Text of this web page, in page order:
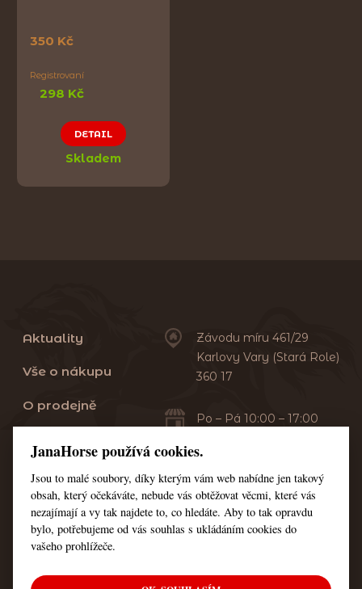
350 Kč
Registrovaní
298 Kč
DETAIL
Skladem
Aktuality
Vše o nákupu
O prodejně
Servis
Kontakt
Nastavení cookies
Závodu míru 461/29
Karlovy Vary (Stará Role)
360 17
Po – Pá 10:00 – 17:00
+420 353 549 410
+420 608 444 378
JanaHorse používá cookies.
Jsou to malé soubory, díky kterým vám web nabídne jen takový
obsah, který očekáváte, nebude vás obtěžovat věcmi, které vás
nezajímají a vy tak najdete to, co hledáte. Aby to tak opravdu
bylo, potřebujeme od vás souhlas s ukládáním cookies do
vašeho prohlížeče.